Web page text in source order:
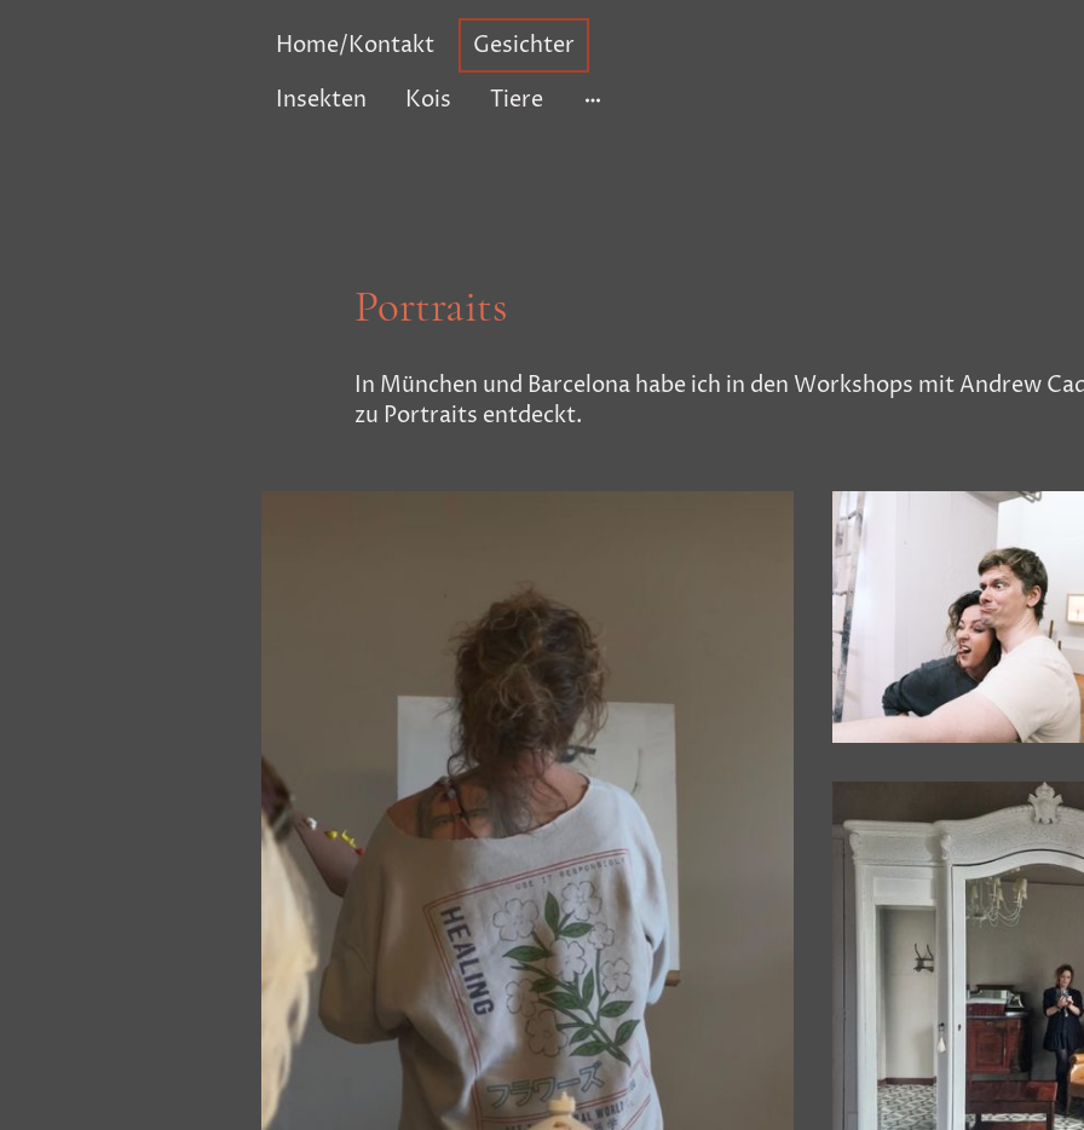
Home/Kontakt
Gesichter
Insekten
Kois Tiere
Portraits
In München und Barcelona habe ich in den Workshops mit Andrew
zu Portraits entdeckt.